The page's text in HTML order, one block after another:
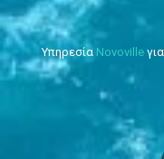
Υπηρεσία Novoville